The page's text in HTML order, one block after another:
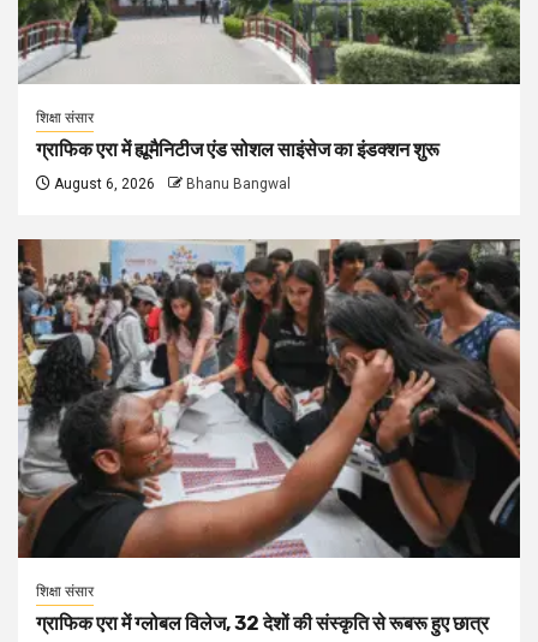
शिक्षा संसार
ग्राफिक एरा में ह्यूमैनिटीज एंड सोशल साइंसेज का इंडक्शन शुरू
August 6, 2026 Bhanu Bangwal
शिक्षा संसार
ग्राफिक एरा में ग्लोबल विलेज, 32 देशों की संस्कृति से रूबरू हुए छात्र